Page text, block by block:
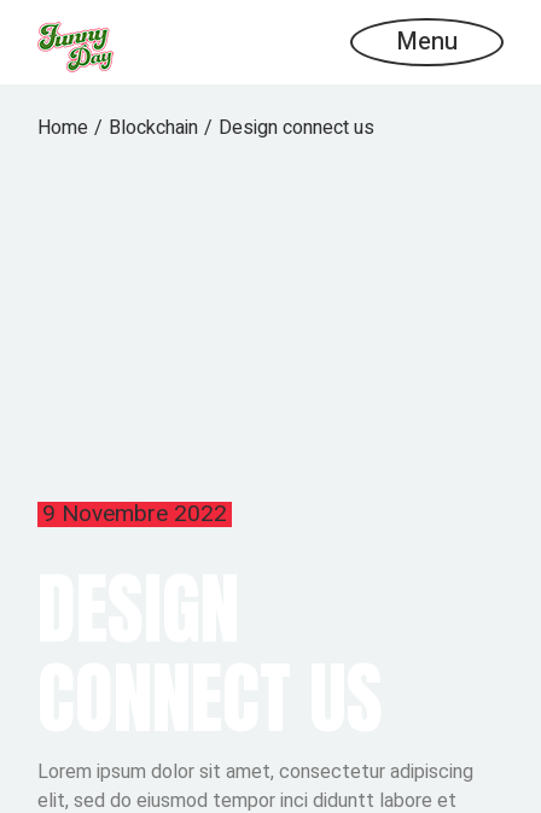
Menu
Home Blockchain Design connect us
9 Novembre 2022
Lorem ipsum dolor sit amet, consectetur adipiscing
elit, sed do eiusmod tempor inci diduntt labore et